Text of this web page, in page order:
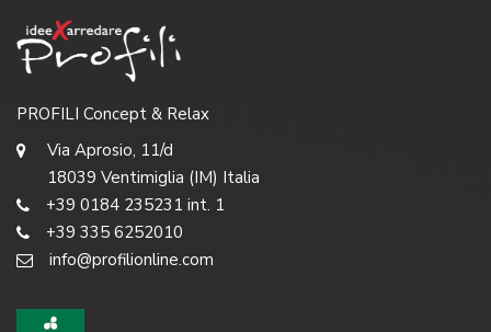
PROFILI Concept & Relax
Via Aprosio, 11/d
18039 Ventimiglia (IM) Italia
+39 0184 235231 int. 1
+39 335 6252010
info@profilionline.com